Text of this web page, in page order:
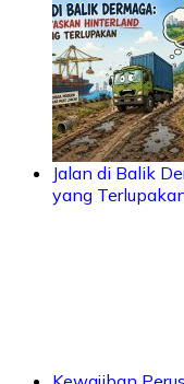
Jalan di Balik
yang